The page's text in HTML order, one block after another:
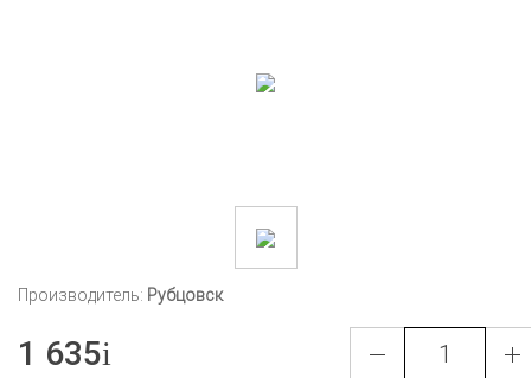
Производитель: Рубцовск
1 635